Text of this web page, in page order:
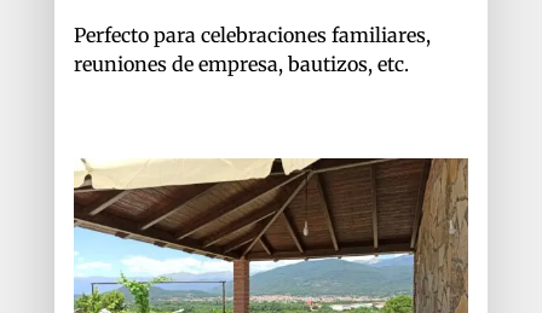
Perfecto para celebraciones familiares,
reuniones de empresa, bautizos, etc.